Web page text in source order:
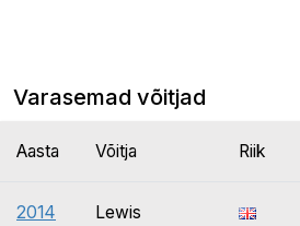
Varasemad võitjad
Aasta Võitja Riik
2014
Lewis